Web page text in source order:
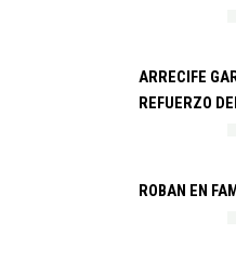
ARRECIFE
REFUERZO
ROBAN EN